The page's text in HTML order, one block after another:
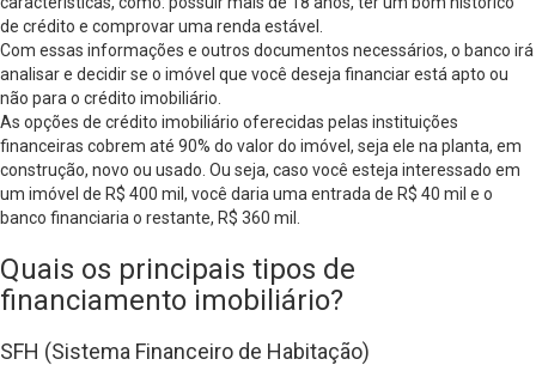
de crédito e comprovar uma renda estável.
Com essas informações e outros documentos necessários, o banco irá
analisar e decidir se o imóvel que você deseja financiar está apto ou
não para o crédito imobiliário.
As opções de crédito imobiliário oferecidas pelas instituições
financeiras cobrem até 90% do valor do imóvel, seja ele na planta, em
construção, novo ou usado. Ou seja, caso você esteja interessado em
um imóvel de R$ 400 mil, você daria uma entrada de R$ 40 mil e o
banco financiaria o restante, R$ 360 mil.
Quais os principais tipos de
financiamento imobiliário?
SFH (Sistema Financeiro de Habitação)